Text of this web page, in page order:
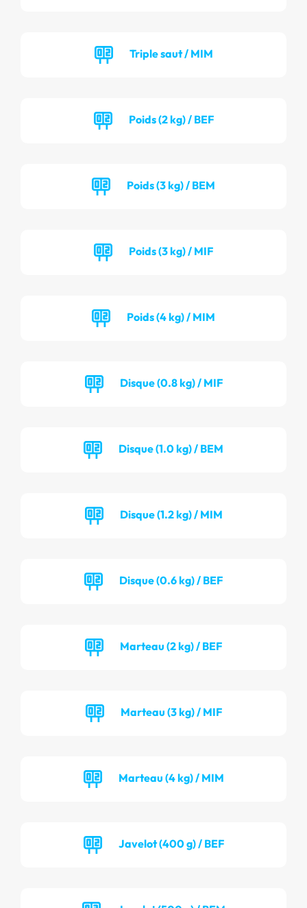
Triple saut / MIM
Poids (2 kg) / BEF
Poids (3 kg) / BEM
Poids (3 kg) / MIF
Poids (4 kg) / MIM
Disque (0.8 kg) / MIF
Disque (1.0 kg) / BEM
Disque (1.2 kg) / MIM
Disque (0.6 kg) / BEF
Marteau (2 kg) / BEF
Marteau (3 kg) / MIF
Marteau (4 kg) / MIM
Javelot (400 g) / BEF